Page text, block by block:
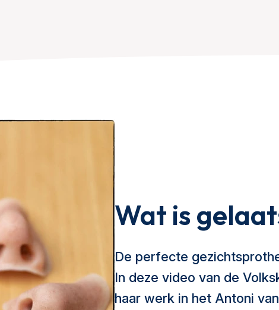
Wat is
De perfecte
In deze video van de
haar werk in het Antoni